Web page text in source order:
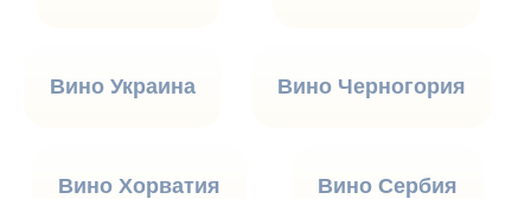
Вино Украина Вино Черногория
Вино Хорватия Вино Сербия